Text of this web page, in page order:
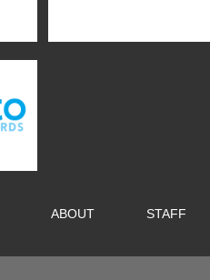
ABOUT STAFF